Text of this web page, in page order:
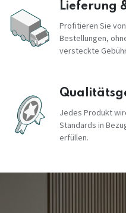
Lieferung
Profitieren Sie
Bestellungen,
versteckte
Jedes Produkt
Standards in
erfüllen.